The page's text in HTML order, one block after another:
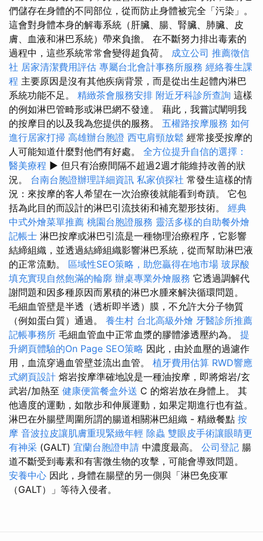
們儲存在身體的不同部位，從而防止身體被完全「污染」。
這會對身體本身的解毒系統（肝臟、腸、腎臟、肺臟、皮
膚、血液和淋巴系統）帶來負擔。 在不斷努力排出毒素的
過程中，這些系統常常會變得超負荷。 成立公司 推薦徵信
社 居家清潔費用評估 專屬台北會計事務所服務 經絡養生課
程 主要原因是沒有其他疾病背景，而是從出生起體內淋巴
系統功能不足。 精緻茶會服務安排 附近牙科診所查詢 這樣
的例如淋巴管畸形或淋巴網不發達。 藉此，我嘗試闡明我
的按摩目的以及我為您提供的服務。 五權路按摩服務 如何
進行居家打掃 高雄辦台胞證 西屯肩頸放鬆 經常接受按摩的
人可能知道什麼對他們有好處。 全方位提升自信的選擇：
醫美療程 ▶ 但只有治療間隔不超過2週才能維持改善的狀
況。 台南台胞證辦理詳細資訊 私家偵探社 常發生這樣的情
況：來按摩的客人希望在一次治療後就能看到奇蹟。 它包
括為此目的而設計的淋巴引流技術和補充塑形技術。 經典
中式外燴菜單推薦 桃園台胞證服務 靈活多樣的自助餐外燴
記帳士 淋巴按摩或淋巴引流是一種物理治療程序，它影響
結締組織，並透過結締組織影響淋巴系統，從而幫助淋巴液
的正常流動。 區域性SEO策略，助您贏得在地市場 玻尿酸
填充實現自然飽滿的輪廓 辦桌專業外燴服務 它透過調解代
謝問題和因多種原因而累積的淋巴水腫來解決循環問題。
毛細血管壁是半透（透析即半透）膜，不允許大分子物質
（例如蛋白質）通過。 養生村 台北高級外燴 牙醫診所推薦
記帳事務所 毛細血管血中正常血漿的膠體滲透壓約為。 提
升網頁體驗的On Page SEO策略 因此，由於血壓的過濾作
用，血流穿過血管壁並流出血管。 植牙費用估算 RWD響應
式網頁設計 熔岩按摩準確地說是一種油按摩，即將熔岩/玄
武岩/加熱至 健康便當餐盒外送 C 的熔岩放在身體上。 其
他適度的運動，如散步和伸展運動，如果定期進行也有益。
淋巴在外腸壁周圍所謂的腸道相關淋巴組織 - 精緻餐點 按
摩 音波拉皮讓肌膚重現緊緻年輕 除蟲 雙眼皮手術讓眼睛更
有神采 (GALT) 宜蘭台胞證申請 中濃度最高。 公司登記 腸
道不斷受到毒素和有害微生物的攻擊，可能會導致問題。
安養中心 因此，身體在腸壁的另一側與「淋巴免疫軍
（GALT）」等待入侵者。